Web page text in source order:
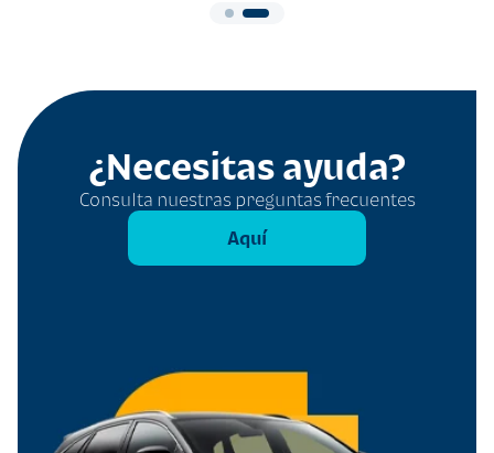
¿Necesitas ayuda?
Consulta nuestras preguntas frecuentes
Aquí